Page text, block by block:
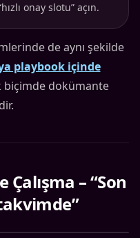
onay slotu” açın.
de aynı şekilde
playbook içinde
biçimde dokümante
– “Son